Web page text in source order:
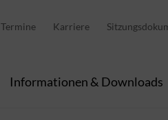
Termine Karriere
Informationen & Downloads